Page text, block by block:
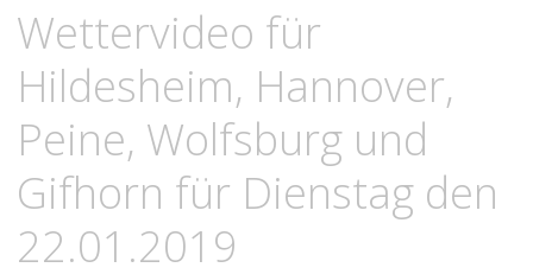
video
Wettervideo für
Hildesheim, Hannover,
Peine, Wolfsburg und
Gifhorn für Dienstag den
22.01.2019